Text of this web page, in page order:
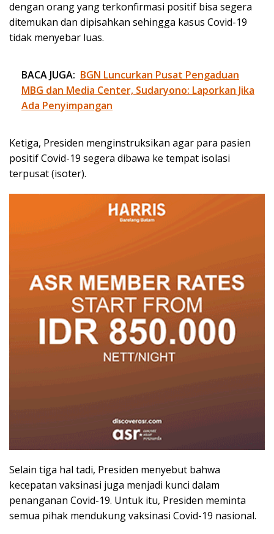
dengan orang yang terkonfirmasi positif bisa segera
ditemukan dan dipisahkan sehingga kasus Covid-19
tidak menyebar luas.
BACA JUGA: BGN Luncurkan Pusat Pengaduan
MBG dan Media Center, Sudaryono: Laporkan Jika
Ada Penyimpangan
Ketiga, Presiden menginstruksikan agar para pasien
positif Covid-19 segera dibawa ke tempat isolasi
terpusat (isoter).
Selain tiga hal tadi, Presiden menyebut bahwa
kecepatan vaksinasi juga menjadi kunci dalam
penanganan Covid-19. Untuk itu, Presiden meminta
semua pihak mendukung vaksinasi Covid-19 nasional.